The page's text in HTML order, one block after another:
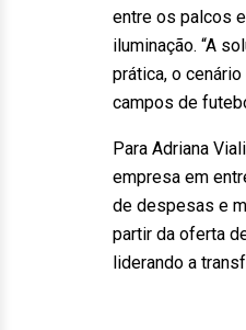
entre os palcos
iluminação. “A
prática, o
campos de
Para Adriana
empresa em
de despesas e
partir da oferta
liderando a